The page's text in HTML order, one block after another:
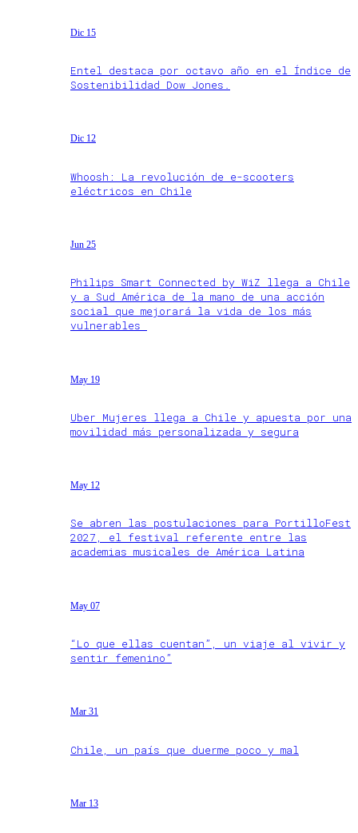
Dic 15
Entel destaca por octavo año en el Índice de
Sostenibilidad Dow Jones.
Dic 12
Whoosh: La revolución de e-scooters
eléctricos en Chile
Jun 25
Philips Smart Connected by WiZ llega a Chile
y a Sud América de la mano de una acción
social que mejorará la vida de los más
vulnerables
May 19
Uber Mujeres llega a Chile y apuesta por una
movilidad más personalizada y segura
May 12
Se abren las postulaciones para PortilloFest
2027, el festival referente entre las
academias musicales de América Latina
May 07
“Lo que ellas cuentan”, un viaje al vivir y
sentir femenino”
Mar 31
Chile, un país que duerme poco y mal
Mar 13